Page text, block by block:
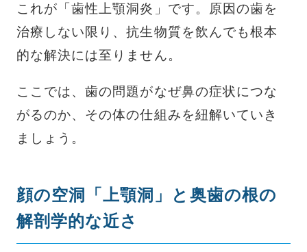
これが「歯性上顎洞炎」です。原因の歯を
治療しない限り、抗生物質を飲んでも根本
的な解決には至りません。
ここでは、歯の問題がなぜ鼻の症状につな
がるのか、その体の仕組みを紐解いていき
ましょう。
顔の空洞「上顎洞」と奥歯の根の
解剖学的な近さ